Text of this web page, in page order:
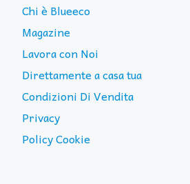
Chi è Blueeco
Magazine
Lavora con Noi
Direttamente a casa tua
Condizioni Di Vendita
Privacy
Policy Cookie